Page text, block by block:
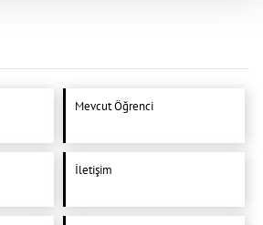
Mevcut Öğrenci
İletişim